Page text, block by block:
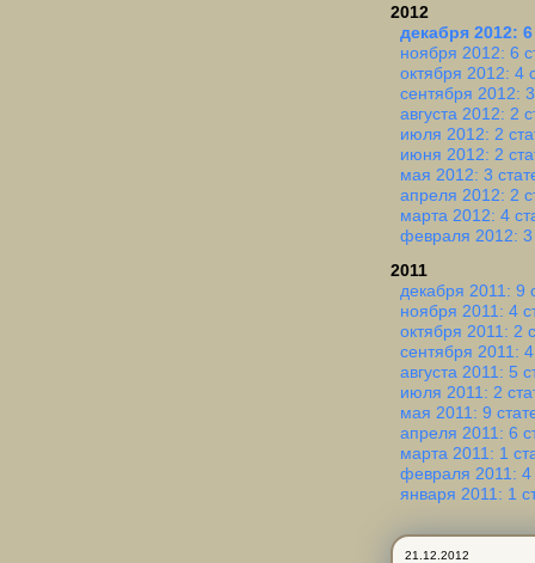
2012
декабря 2012: 6
ноября 2012: 6
октября 2012: 4
сентября 2012:
августа 2012: 2
июля 2012: 2
июня 2012: 2
мая 2012: 3
апреля 2012: 2
марта 2012: 4
февраля 2012: 3
2011
декабря 2011: 9
ноября 2011: 4
октября 2011: 2
сентября 2011:
августа 2011: 5
июля 2011: 2
мая 2011: 9
апреля 2011: 6
марта 2011: 1
февраля 2011: 4
января 2011: 1
21.12.2012